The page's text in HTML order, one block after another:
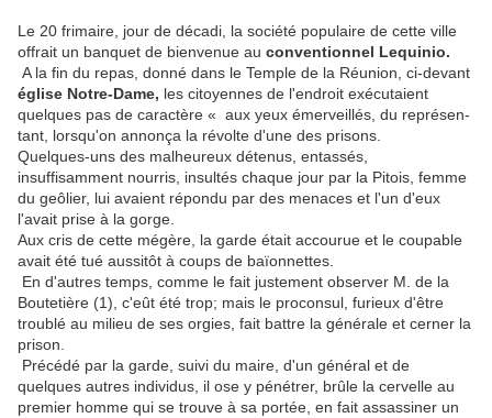
Le 20 frimaire, jour de décadi, la so­ciété populaire de cette ville
offrait un banquet de bienvenue au con­ventionnel Lequinio.
A la fin du repas, donné dans le Temple de la Réunion, ci-devant
église Notre-Dame, les citoyennes de l'endroit exécu­taient
quelques pas de caractère « aux yeux émerveillés, du représen­
tant, lorsqu'on annonça la révolte d'une des prisons.
Quelques-uns des malheureux détenus, entassés,
insuffisamment nourris, insultés chaque jour par la Pitois, femme
du geôlier, lui avaient répondu par des me­naces et l'un d'eux
l'avait prise à la gorge.
Aux cris de cette mégère, la garde était accourue et le coupable
avait été tué aussitôt à coups de baïonnettes.
En d'autres temps, comme le fait justement observer M. de la
Boutetière (1), c'eût été trop; mais le proconsul, furieux d'être
troublé au milieu de ses orgies, fait battre la générale et cerner la
prison.
Pré­cédé par la garde, suivi du maire, d'un général et de
quelques autres individus, il ose y pénétrer, brûle la cervelle au
premier homme qui se trouve à sa portée, en fait assassiner un